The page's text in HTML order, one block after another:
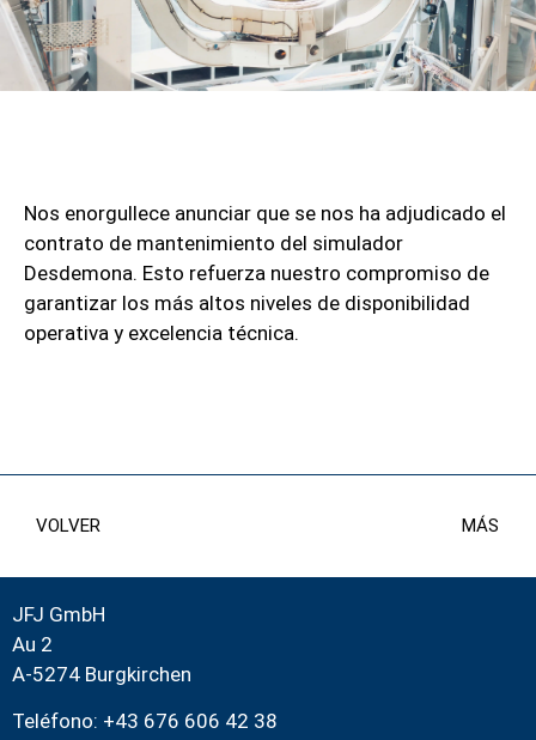
Nos enorgullece anunciar que se nos ha adjudicado el
contrato de mantenimiento del simulador
Desdemona. Esto refuerza nuestro compromiso de
garantizar los más altos niveles de disponibilidad
operativa y excelencia técnica.
VOLVER MÁS
JFJ GmbH
Au 2
A-5274 Burgkirchen
Teléfono: +43 676 606 42 38